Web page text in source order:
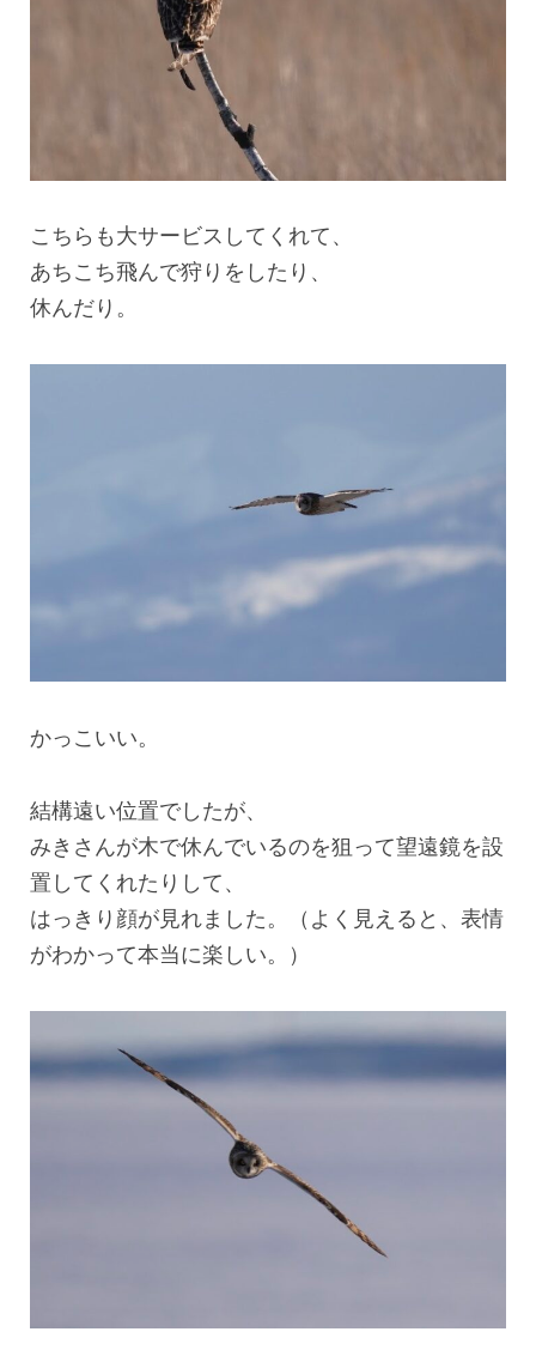
こちらも大サービスしてくれて、
あちこち飛んで狩りをしたり、
休んだり。
かっこいい。
結構遠い位置でしたが、
みきさんが木で休んでいるのを狙って望遠鏡を設
置してくれたりして、
はっきり顔が見れました。（よく見えると、表情
がわかって本当に楽しい。）